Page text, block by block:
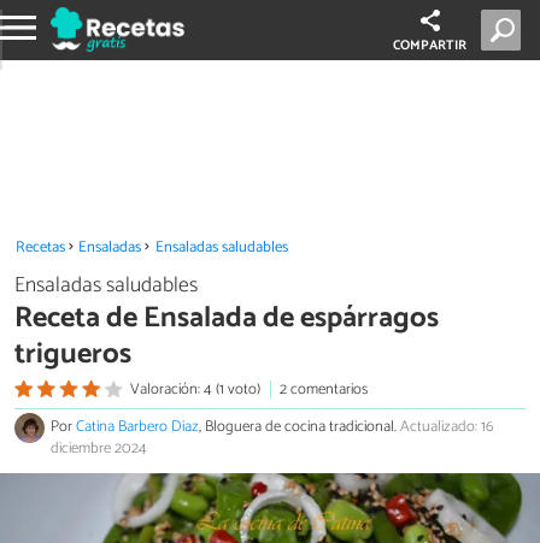
COMPARTIR
Recetas Ensaladas Ensaladas saludables
Ensaladas saludables
Receta de Ensalada de espárragos
trigueros
Valoración: 4 (1 voto)
2 comentarios
PorCatina Barbero Diaz, Bloguera de cocina tradicional.Actualizado: 16
diciembre 2024